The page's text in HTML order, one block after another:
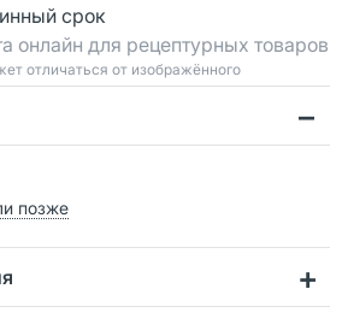
срок
онлайн для рецептурных товаров
отличаться от изображённого
позже